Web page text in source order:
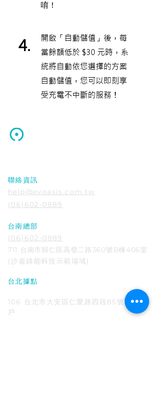
唷！
4.
開啟「自動儲值」後，每
當餘額低於 $30 元時，系
統將自動依您選擇的方案
自動儲值，您可以即刻享
受充電不中斷的服務！
聯絡資訊
help@evoasis.com.tw
(06)602-0889
台南總部
(06)602-0889
711 台南市歸仁區高發二路360號B棟406室
​(沙崙綠能科技示範場域)
台北據點
106 台北市大安區仁愛路四段85號15樓A2
戶